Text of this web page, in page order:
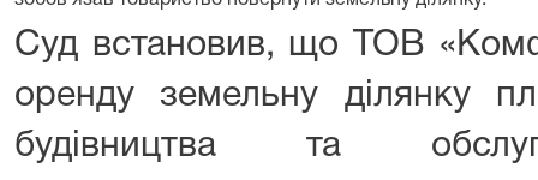
Суд встановив, що ТОВ
оренду земельну ділянку
будівництва та